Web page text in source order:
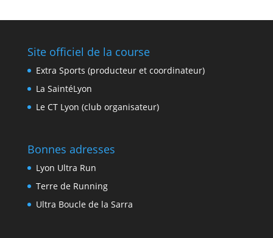
Site officiel de la course
Extra Sports (producteur et coordinateur)
La SaintéLyon
Le CT Lyon (club organisateur)
Bonnes adresses
Lyon Ultra Run
Terre de Running
Ultra Boucle de la Sarra